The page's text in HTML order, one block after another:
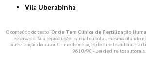
Vila Uberabinha
O conteúdo do texto "Onde Tem Clínica de Fertilização
reservado. Sua reprodução, parcial ou total, mesmo citando
autorização do autor. Crime de violação de direito autoral –
9610/98 - Lei de direitos autorais.